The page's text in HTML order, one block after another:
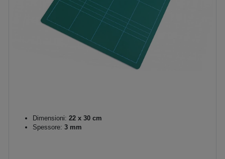
Dimensioni: 22 x 30 cm
Spessore: 3 mm